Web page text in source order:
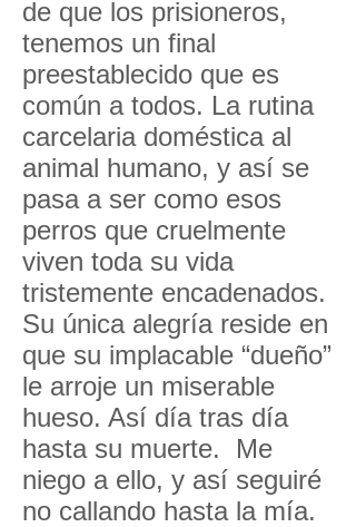
de que los prisioneros,
tenemos un final
preestablecido que es
común a todos. La rutina
carcelaria doméstica al
animal humano, y así se
pasa a ser como esos
perros que cruelmente
viven toda su vida
tristemente encadenados.
Su única alegría reside en
que su implacable “dueño”
le arroje un miserable
hueso. Así día tras día
hasta su muerte. Me
niego a ello, y así seguiré
no callando hasta la mía.